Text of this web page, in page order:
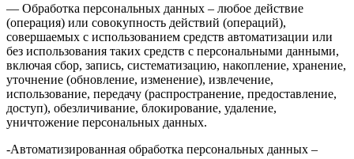
— Обработка персональных данных – любое действие
(операция) или совокупность действий (операций),
совершаемых с использованием средств автоматизации или
без использования таких средств с персональными данными,
включая сбор, запись, систематизацию, накопление, хранение,
уточнение (обновление, изменение), извлечение,
использование, передачу (распространение, предоставление,
доступ), обезличивание, блокирование, удаление,
уничтожение персональных данных.
-Автоматизированная обработка персональных данных –